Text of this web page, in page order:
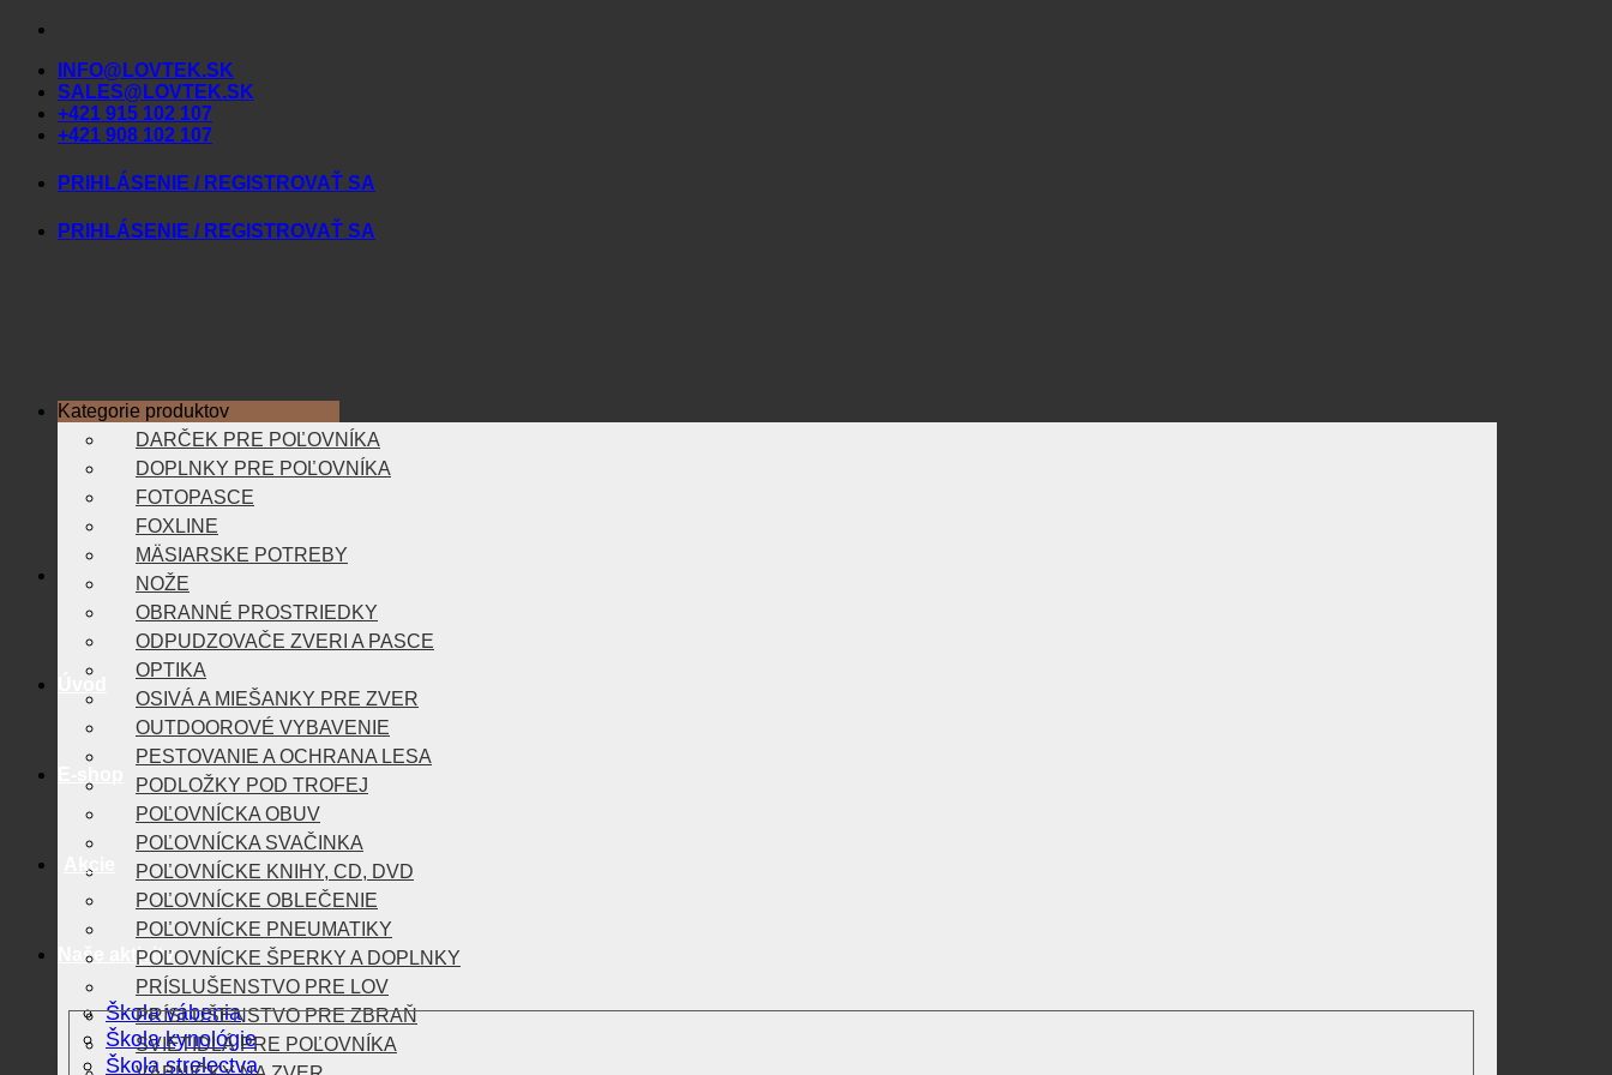
Skip
contentINFO@LOVTEK.SK
SALES@LOVTEK.SK
+421 915 102 107
+421 908 102 107
PRIHLÁSENIE / REGISTROVAŤ SA
PRIHLÁSENIE / REGISTROVAŤ SA
Akcie
Naše aktivity
Škola vábenia
Škola kynológie
Škola strelectva
Kategorie produktov
DARČEK PRE POĽOVNÍKA
DOPLNKY PRE POĽOVNÍKA
FOTOPASCE
FOXLINE
MÄSIARSKE POTREBY
NOŽE
OBRANNÉ PROSTRIEDKY
ODPUDZOVAČE ZVERI A PASCE
OPTIKA
OSIVÁ A MIEŠANKY PRE ZVER
OUTDOOROVÉ VYBAVENIE
PESTOVANIE A OCHRANA LESA
PODLOŽKY POD TROFEJ
POĽOVNÍCKA OBUV
POĽOVNÍCKA SVAČINKA
POĽOVNÍCKE KNIHY, CD, DVD
POĽOVNÍCKE OBLEČENIE
POĽOVNÍCKE PNEUMATIKY
POĽOVNÍCKE ŠPERKY A DOPLNKY
PRÍSLUŠENSTVO PRE LOV
PRÍSLUŠENSTVO PRE ZBRAŇ
SVIETIDLÁ PRE POĽOVNÍKA